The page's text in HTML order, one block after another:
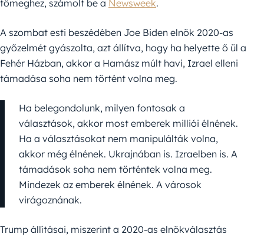
tömeghez, számolt be a Newsweek.
A szombat esti beszédében Joe Biden elnök 2020-as
győzelmét gyászolta, azt állítva, hogy ha helyette ő ül a
Fehér Házban, akkor a Hamász múlt havi, Izrael elleni
támadása soha nem történt volna meg.
Ha belegondolunk, milyen fontosak a
választások, akkor most emberek milliói élnének.
Ha a választásokat nem manipulálták volna,
akkor még élnének. Ukrajnában is. Izraelben is. A
támadások soha nem történtek volna meg.
Mindezek az emberek élnének. A városok
virágoznának.
Trump állításai, miszerint a 2020-as elnökválasztás